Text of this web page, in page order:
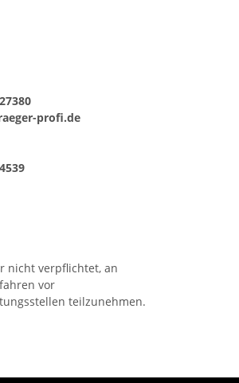
profi.de
nicht verpflichtet, an
vor
teilzunehmen.